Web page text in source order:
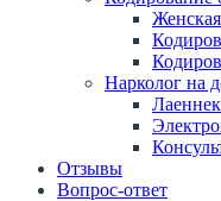
Нарколог на
Отзывы
Вопрос-ответ